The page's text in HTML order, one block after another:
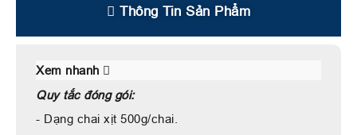
Thông Tin Sản Phẩm
Xem nhanh
Quy tắc đóng gói:
- Dạng chai xịt 500g/chai.